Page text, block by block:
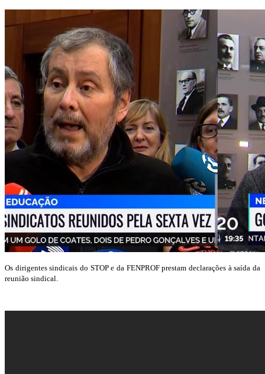
Os dirigentes sindicais do STOP e da FENPROF prestam declarações à saída da
reunião sindical.